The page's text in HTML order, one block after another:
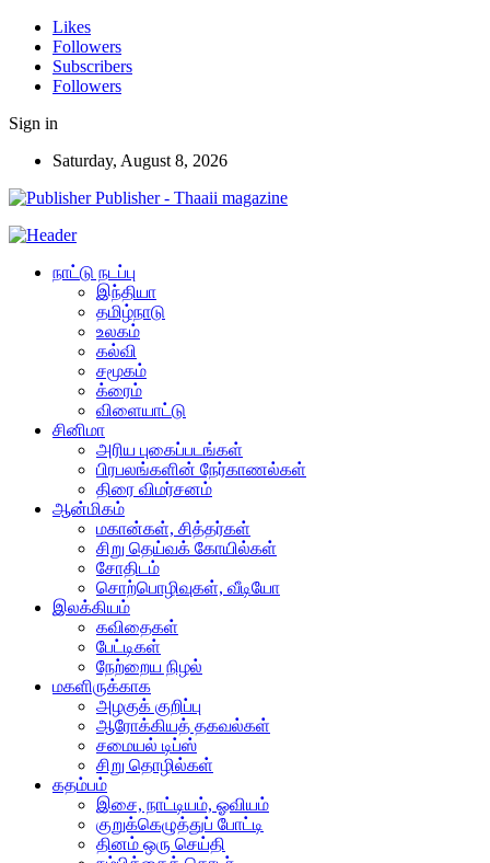
Likes
Followers
Subscribers
Followers
Sign in
Saturday, August 8, 2026
Publisher - Thaaii magazine
நாட்டு நடப்பு
இந்தியா
தமிழ்நாடு
உலகம்
கல்வி
சமூகம்
க்ரைம்
விளையாட்டு
சினிமா
அரிய புகைப்படங்கள்
பிரபலங்களின் நேர்காணல்கள்
திரை விமர்சனம்
ஆன்மிகம்
மகான்கள், சித்தர்கள்
சிறு தெய்வக் கோயில்கள்
சோதிடம்
சொற்பொழிவுகள், வீடியோ
இலக்கியம்
கவிதைகள்
பேட்டிகள்
நேற்றைய நிழல்
மகளிருக்காக
அழகுக் குறிப்பு
ஆரோக்கியத் தகவல்கள்
சமையல் டிப்ஸ்
சிறு தொழில்கள்
கதம்பம்
இசை, நாட்டியம், ஓவியம்
குறுக்கெழுத்துப் போட்டி
தினம் ஒரு செய்தி